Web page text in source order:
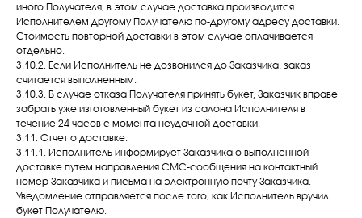
иного Получателя, в этом случае доставка производится
Исполнителем другому Получателю по-другому адресу доставки.
Стоимость повторной доставки в этом случае оплачивается
отдельно.
3.10.2. Если Исполнитель не дозвонился до Заказчика, заказ
считается выполненным.
3.10.3. В случае отказа Получателя принять букет, Заказчик вправе
забрать уже изготовленный букет из салона Исполнителя в
течение 24 часов с момента неудачной доставки.
3.11. Отчет о доставке.
3.11.1. Исполнитель информирует Заказчика о выполненной
доставке путем направления СМС-сообщения на контактный
номер Заказчика и письма на электронную почту Заказчика.
Уведомление отправляется после того, как Исполнитель вручил
букет Получателю.